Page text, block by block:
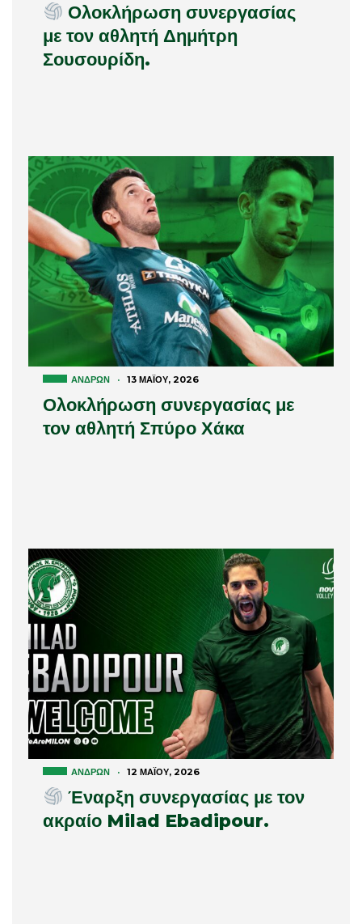
Ολοκλήρωση συνεργασίας
με τον αθλητή Δημήτρη
Σουσουρίδη.
ΑΝΔΡΏΝ · 13 ΜΑΪ́ΟΥ, 2026
Ολοκλήρωση συνεργασίας με
τον αθλητή Σπύρο Χάκα
ΑΝΔΡΏΝ · 12 ΜΑΪ́ΟΥ, 2026
Έναρξη συνεργασίας με τον
ακραίο Milad Ebadipour.